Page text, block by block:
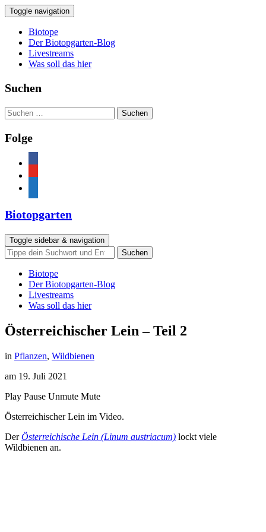
Toggle navigation
Biotope
Der Biotopgarten-Blog
Livestreams
Was soll das hier
Suchen
Suchen
nach:
Folge
Biotopgarten
Toggle sidebar & navigation
Biotope
Der Biotopgarten-Blog
Livestreams
Was soll das hier
Österreichischer Lein – Teil 2
in Pflanzen, Wildbienen
am 19. Juli 2021
Play Pause Unmute Mute
Österreichischer Lein im Video.
DerÖsterreichische Lein (Linum austriacum) lockt viele
Wildbienen an.